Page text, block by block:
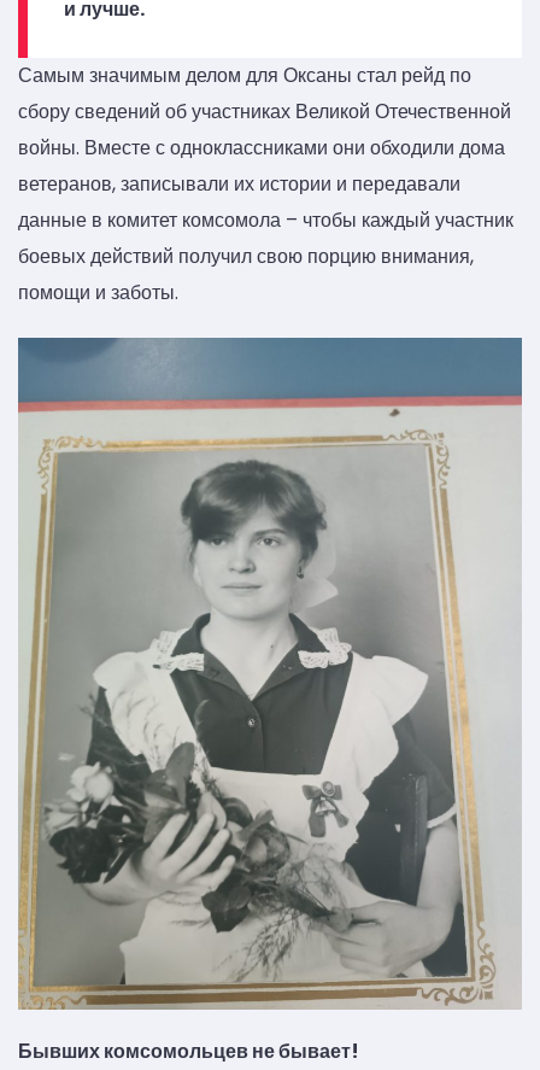
и лучше.
Самым значимым делом для Оксаны стал рейд по
сбору сведений об участниках Великой Отечественной
войны. Вместе с одноклассниками они обходили дома
ветеранов, записывали их истории и передавали
данные в комитет комсомола – чтобы каждый участник
боевых действий получил свою порцию внимания,
помощи и заботы.
Бывших комсомольцев не бывает!